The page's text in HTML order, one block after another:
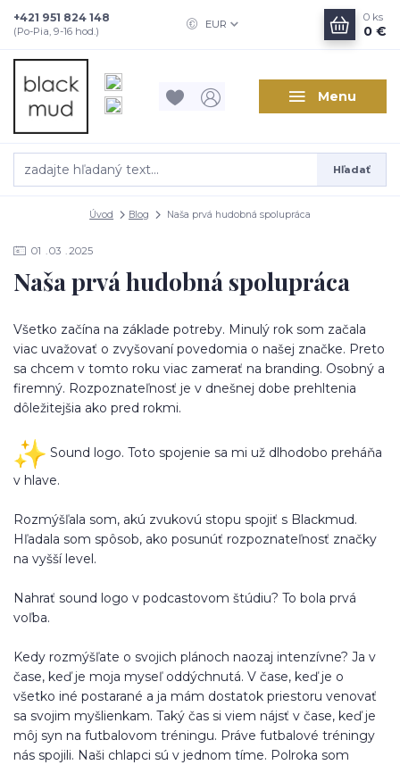
Menu
EUR
Hľadať
+421 951 824 148
(Po-Pia, 9-16 hod.)
0 ks
0 €
Úvod Blog Naša prvá hudobná spolupráca
01 03 2025
Naša prvá hudobná spolupráca
Všetko začína na základe potreby. Minulý rok som začala
viac uvažovať o zvyšovaní povedomia o našej značke. Preto
sa chcem v tomto roku viac zamerať na branding. Osobný a
firemný. Rozpoznateľnosť je v dnešnej dobe prehltenia
dôležitejšia ako pred rokmi.
Sound logo. Toto spojenie sa mi už dlhodobo preháňa
v hlave.
Rozmýšľala som, akú zvukovú stopu spojiť s Blackmud.
Hľadala som spôsob, ako posunúť rozpoznateľnosť značky
na vyšší level.
Nahrať sound logo v podcastovom štúdiu? To bola prvá
voľba.
Kedy rozmýšľate o svojich plánoch naozaj intenzívne? Ja v
čase, keď je moja myseľ oddýchnutá. V čase, keď je o
všetko iné postarané a ja mám dostatok priestoru venovať
sa svojim myšlienkam. Taký čas si viem nájsť v čase, keď je
môj syn na futbalovom tréningu. Práve futbalové tréningy
nás spojili. Naši chlapci sú v jednom tíme. Polroka som